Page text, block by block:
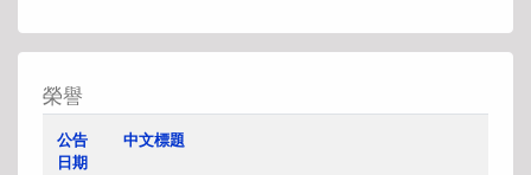
榮譽
公告
日期
中文標題